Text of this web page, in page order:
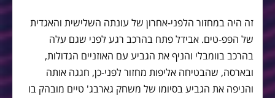
זה היה במחזור הלפני-אחרון של עונתה השלישית והאגדית
של הפפ-טים. אבידל פתח בהרכב רגע לפני שגם עלה
בהרכב בוומבלי והניף את הגביע עם האוזניים הגדולות,
ובארסה, שהבטיחה אליפות מחזור לפני-כן, חגגה אותה
והניפה את הגביע בסיומו של משחק גארבג' טיים מובהק בו